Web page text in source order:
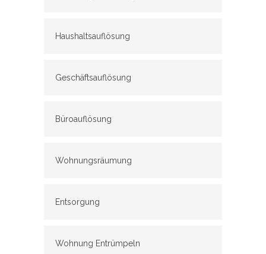
Haushaltsauflösung
Geschäftsauflösung
Büroauflösung
Wohnungsräumung
Entsorgung
Wohnung Entrümpeln